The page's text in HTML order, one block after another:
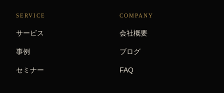
SERVICE
サービス
事例
セミナー
COMPANY
会社概要
ブログ
FAQ